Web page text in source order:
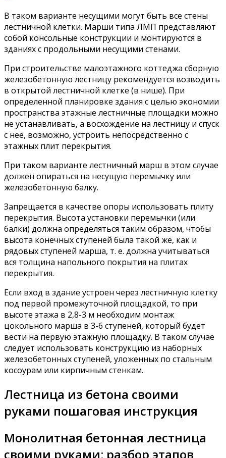
В таком варианте несущими могут быть все стены
лестничной клетки. Марши типа ЛМП представляют
собой консольные конструкции и монтируются в
зданиях с продольными несущими стенами.
При строительстве малоэтажного коттеджа сборную
железобетонную лестницу рекомендуется возводить
в открытой лестничной клетке (в нише). При
определенной планировке здания с целью экономии
пространства этажные лестничные площадки можно
не устанавливать, а восхождение на лестницу и спуск
с нее, возможно, устроить непосредственно с
этажных плит перекрытия.
При таком варианте лестничный марш в этом случае
должен опираться на несущую перемычку или
железобетонную балку.
Запрещается в качестве опоры использовать плиту
перекрытия. Высота установки перемычки (или
балки) должна определяться таким образом, чтобы
высота конечных ступеней была такой же, как и
рядовых ступеней марша, т. е. должна учитываться
вся толщина напольного покрытия на плитах
перекрытия.
Если вход в здание устроен через лестничную клетку
под первой промежуточной площадкой, то при
высоте этажа в 2,8-3 м необходим монтаж
цокольного марша в 3-6 ступеней, который будет
вести на первую этажную площадку. В таком случае
следует использовать конструкцию из наборных
железобетонных ступеней, уложенных по стальным
косоурам или кирпичным стенкам.
Лестница из бетона своими
руками пошаговая инструкция
Монолитная бетонная лестница
своими руками: разбор этапов